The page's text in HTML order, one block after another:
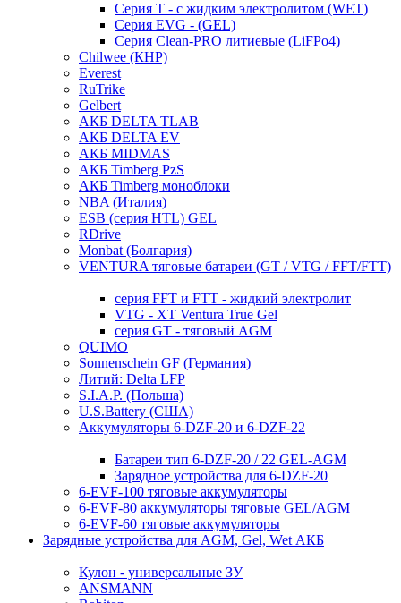
Серия T - с жидким электролитом (WET)
Серия EVG - (GEL)
Серия Clean-PRO литиевые (LiFPo4)
Chilwee (КНР)
Everest
RuTrike
Gelbert
АКБ DELTA TLAB
АКБ DELTA EV
АКБ MIDMAS
АКБ Timberg PzS
АКБ Timberg моноблоки
NBA (Италия)
ESB (серия HTL) GEL
RDrive
Monbat (Болгария)
VENTURA тяговые батареи (GT / VTG / FFT/FTT)
серия FFT и FTT - жидкий электролит
VTG - XT Ventura True Gel
серия GT - тяговый AGM
QUIMO
Sonnenschein GF (Германия)
Литий: Delta LFP
S.I.A.P. (Польша)
U.S.Battery (США)
Аккумуляторы 6-DZF-20 и 6-DZF-22
Батареи тип 6-DZF-20 / 22 GEL-AGM
Зарядное устройства для 6-DZF-20
6-EVF-100 тяговые аккумуляторы
6-EVF-80 аккумуляторы тяговые GEL/AGM
6-EVF-60 тяговые аккумуляторы
Зарядные устройства для AGM, Gel, Wet АКБ
Кулон - универсальные ЗУ
ANSMANN